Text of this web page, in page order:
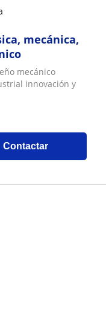
mecánica,
mecánico
innovación y
Contactar